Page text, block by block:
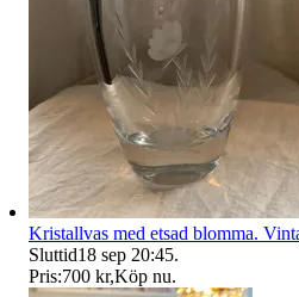
Kristallvas med etsad blomma.
Sluttid18 sep 20:45.
Pris:700 kr,Köp nu.